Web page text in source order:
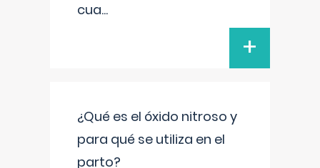
cua...
+
¿Qué es el óxido nitroso y
para qué se utiliza en el
parto?